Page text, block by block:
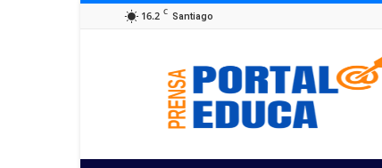
16.2 C Santiago
Portal
Educa